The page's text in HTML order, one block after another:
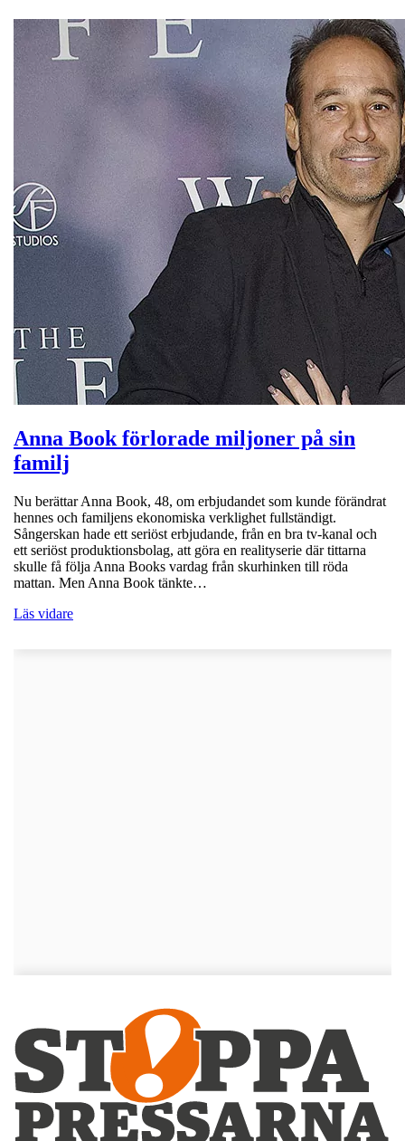
Anna Book förlorade miljoner på sin
familj
Nu berättar Anna Book, 48, om erbjudandet som kunde förändrat
hennes och familjens ekonomiska verklighet fullständigt.
Sångerskan hade ett seriöst erbjudande, från en bra tv-kanal och
ett seriöst produktionsbolag, att göra en realityserie där tittarna
skulle få följa Anna Books vardag från skurhinken till röda
mattan. Men Anna Book tänkte…
Läs vidare